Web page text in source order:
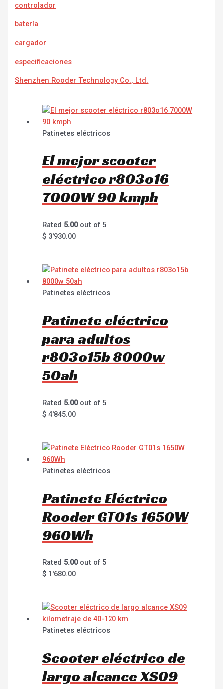
controlador
batería
cargador
especificaciones
Shenzhen Rooder Technology Co., Ltd.
Patinetes eléctricos
El mejor scooter
eléctrico r803o16
7000W 90 kmph
Rated 5.00out of 5
$ 3'930.00
Patinetes eléctricos
Patinete eléctrico
para adultos
r803o15b 8000w
50ah
Rated 5.00out of 5
$ 4'845.00
Patinetes eléctricos
Patinete Eléctrico
Rooder GT01s 1650W
960Wh
Rated 5.00out of 5
$ 1'680.00
Patinetes eléctricos
Scooter eléctrico de
largo alcance XS09